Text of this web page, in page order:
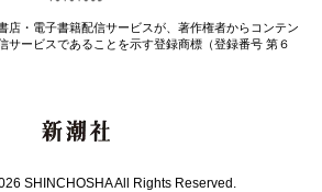
店・電子書籍配信サービスが、著作権者からコンテン
サービスであることを示す登録商標（登録番号 第６
SHINCHOSHA All Rights Reserved.